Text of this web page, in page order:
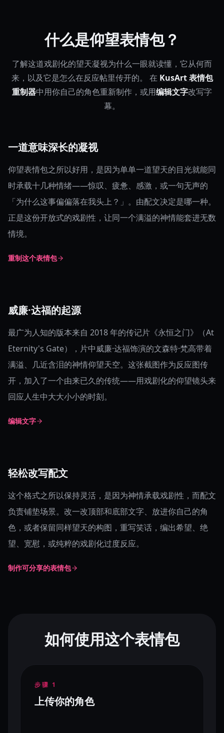
什么是仰望表情包？
了解这道戏剧化的望天凝视为什么一眼就读懂，它从何而
来，以及它是怎么在反应帖里传开的。
在 KusArt 表情包
重制器中用你自己的角色重新制作，或用编辑文字改写字
幕。
一道意味深长的凝视
仰望表情包之所以好用，是因为单单一道望天的目光就能同
时承载十几种情绪——惊叹、疲惫、感激，或一句无声的
「为什么这事偏偏落在我头上？」。由配文决定是哪一种。
正是这份开放式的戏剧性，让同一个满溢的神情能套进无数
情境。
重制这个表情包
威廉·达福的起源
最广为人知的版本来自 2018 年的传记片《永恒之门》（At
Eternity's Gate），片中威廉·达福饰演的文森特·梵高带着
满溢、几近含泪的神情仰望天空。这张截图作为反应图传
开，加入了一个由来已久的传统——用戏剧化的仰望镜头来
回应人生中大大小小的时刻。
编辑文字
轻松改写配文
这个格式之所以保持灵活，是因为神情承载戏剧性，而配文
负责铺垫场景。改一改顶部和底部文字、放进你自己的角
色，或者保留同样望天的构图，重写笑话，编出希望、绝
望、宽慰，或纯粹的戏剧化过度反应。
制作可分享的表情包
如何使用这个表情包
步骤 1
上传你的角色